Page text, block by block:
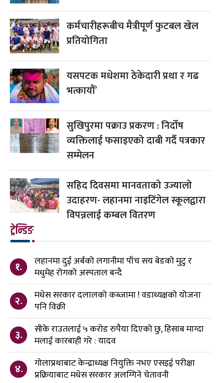
कर्मचारीहरूबीच मैत्रीपूर्ण फुटबल खेल
प्रतियोगिता
यसपटक मधेशमा ठेकेदारी प्रथा र गढ
भत्कायौं’
सुखिपुरमा पक्राउ प्रकरण : निर्दोष
व्यक्तिलाई फसाइएको दाबी गर्दै पत्रकार
सम्मेलन
सहिद दिवसमा मानवताको उज्यालो
उदाहरण- लहानमा नाइटिंगेल स्कूलद्वारा
विपन्नलाई कम्बल वितरण
ट्रेन्डिङ
१.
लहानमा दुई अर्बको लगानीमा पाँच सय बेडको मुटु र
मधुमेह रोगको अस्पताल बन्दै
२.
मधेस सरकार दलालको कब्जामा ! वडाध्यक्षको योजना
पनि विक्री
३.
सीके राउतलाई ५ करोड रुपैया दिएको छु, हिसाब माग्दा
मलाई कारबाही गरे : यादव
४.
गोलाप्रथाबाट केन्द्राध्यक्ष नियुक्ति नभए एसइई परीक्षा
प्रक्रियाबाट मधेस सरकार अलग्गिने चेतावनी